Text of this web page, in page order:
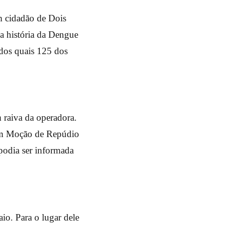
cidadão de Dois
história da Dengue
quais 125 dos
da operadora.
Moção de Repúdio
ser informada
Para o lugar dele